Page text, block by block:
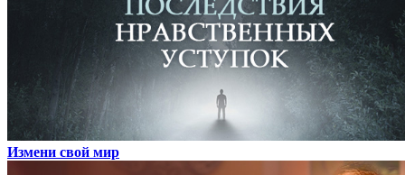
Измени свой мир